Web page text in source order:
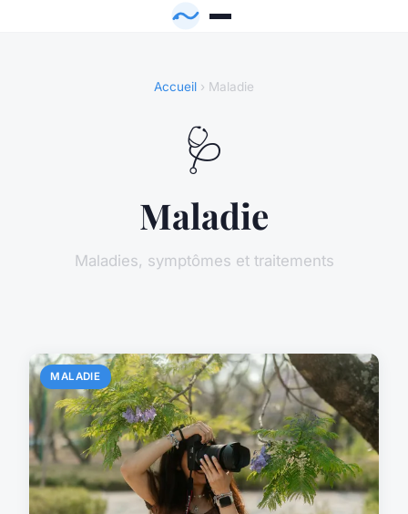
Accueil › Maladie
🩺
Maladie
Maladies, symptômes et traitements
MALADIE